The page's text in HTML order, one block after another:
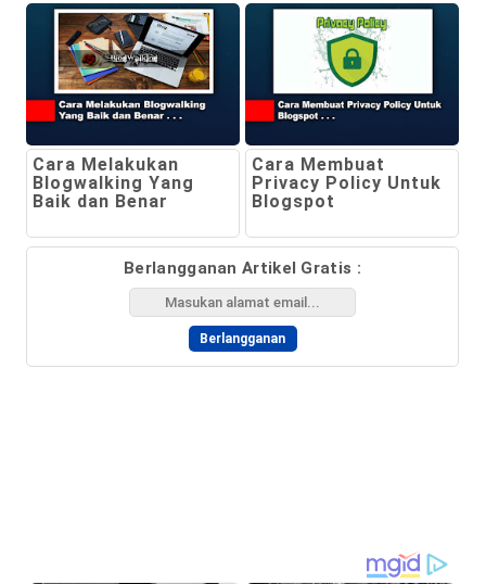
Cara Melakukan
Blogwalking Yang
Baik dan Benar
Cara Membuat
Privacy Policy Untuk
Blogspot
Berlangganan Artikel Gratis :